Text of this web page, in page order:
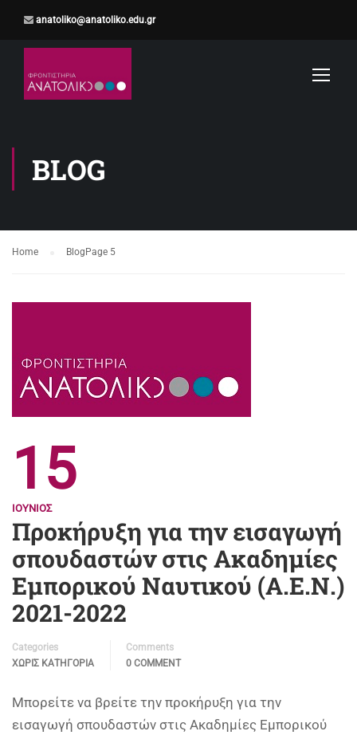
anatoliko@anatoliko.edu.gr
BLOG
Home Blog Page 5
15
ΙΟΎΝΙΟΣ
Προκήρυξη για την εισαγωγή
σπουδαστών στις Ακαδημίες
Εμπορικού Ναυτικού (Α.Ε.Ν.)
2021-2022
Categories
ΧΩΡΊΣ ΚΑΤΗΓΟΡΊΑ
Comments
0 COMMENT
Μπορείτε να βρείτε την προκήρυξη για την
εισαγωγή σπουδαστών στις Ακαδημίες Εμπορικού